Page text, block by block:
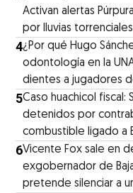
Activan alertas
por lluvias torrenciales
4¿Por qué Hugo
odontología en la
dientes a jugadores
5Caso huachicol fiscal:
detenidos por
combustible ligado a
6Vicente Fox sale en
exgobernador de Baja
pretende silenciar a